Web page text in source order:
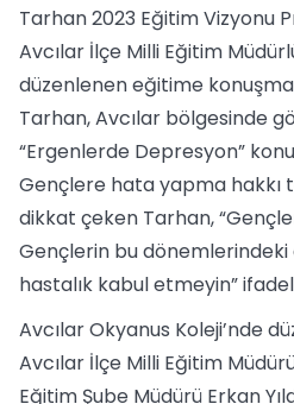
Tarhan 2023 Eğitim Vizyonu
Avcılar İlçe Milli Eğitim
düzenlenen eğitime
Tarhan, Avcılar bölgesinde
“Ergenlerde Depresyon”
Gençlere hata yapma hakkı
dikkat çeken Tarhan,
Gençlerin bu dönemlerindeki
hastalık kabul etmeyin”
Avcılar Okyanus Koleji’nde
Avcılar İlçe Milli Eğitim Müdürü
Eğitim Şube Müdürü Erkan